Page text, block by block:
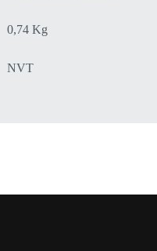
0,74 Kg
NVT